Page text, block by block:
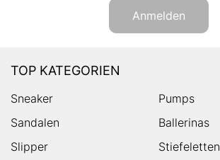
Anmelden
TOP KATEGORIEN
Sneaker
Pumps
Sandalen
Ballerinas
Slipper
Stiefeletten